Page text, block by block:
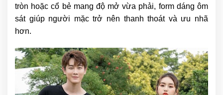
tròn hoặc cổ bẻ mang độ mở vừa phải, form dáng ôm
sát giúp người mặc trở nên thanh thoát và ưu nhã
hơn.